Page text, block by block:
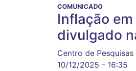
COMUNICADO
Inflação
divulgado
Centro de
10/12/2025 - 16:35